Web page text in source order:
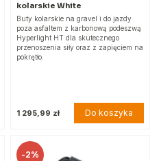
kolarskie White
Buty kolarskie na gravel i do jazdy
poza asfaltem z karbonową podeszwą
Hyperlight HT dla skutecznego
przenoszenia siły oraz z zapięciem na
pokrętło.
1 295,99 zł Do koszyka
-2%